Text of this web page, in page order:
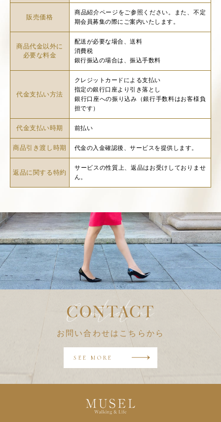
・利用規約、利用料金表に基づいた各サービスの利用料金のご請求
・お申し込み、退会、ご登録情報変更時の確認メールの送信宛先と
して
・当社又は当社が提供する各サービスに関していただいたお問い合
わせに関する内容確認、調査、又はご返信時の参照情報として
・当社が提供する各サービスの障害情報、メンテナンス情報等技術
的なサポートに関する情報又は新サービス、新商品、機能改善等
お客様に有用と思われる情報の告知の送付のため
・個人として特定できない範囲において統計情報として集計し、お
・各サービスにてお客様の意思により関連する機能を利用する際の
参照情報として
・当社が提供する各サービス及びそれに関連するサービスのご提
供、並びに当社サービス利用者の管理のため
・その他、各サービスの提供に当たり利用目的を公表の上、同意を
いただいた利用目的のため
４. 利用目的の範囲内での利用
当社は、あらかじめ特定し公表した利用目的の達成に必要な範囲内
でのみお客様の個人情報を取り扱います。但し、『電気通信事業に
の各号に該当する場合は、予め特定し公表した利用目的の達成に必
要な範囲を超えてお客様の個人情報を取り扱うことがあります。
・法令に基づく場合
・人の生命、身体又は財産の保護のために必要がある場合であっ
て、本人の同意を得ることが困難であるとき
・公衆衛生の向上又は児童の健全な育成の推進のために特に必要が
定める事務を遂行することに対して協力する必要がある場合であ
って、本人の同意を得ることにより当該事務の遂行に支障を及ぼ
販売価格
商品紹介ページをご参照ください。また、不定
期会員募集の際にご案内いたします。
商品代金以外に
必要な料金
配送が必要な場合、送料
消費税
銀行振込の場合は、振込手数料
代金支払い方法
クレジットカードによる支払い
指定の銀行口座より引き落とし
銀行口座への振り込み（銀行手数料はお客様負
担です）
代金支払い時期 前払い
商品引き渡し時期 代金の入金確認後、サービスを提供します。
返品に関する特約
サービスの性質上、返品はお受けしておりませ
ん。
お問い合わせはこちらから
SEE MORE